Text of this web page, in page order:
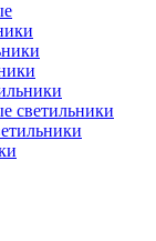
светильники